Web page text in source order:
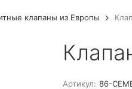
клапаны из Европы
Артикул: 86-